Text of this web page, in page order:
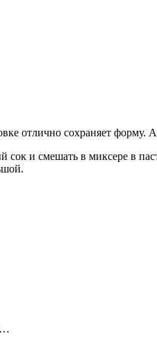
отлично сохраняет форму.
и смешать в миксере в